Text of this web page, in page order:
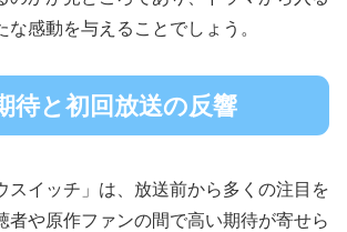
な感動を与えることでしょう。
待と初回放送の反響
スイッチ」は、放送前から多くの注目を
者や原作ファンの間で高い期待が寄せら